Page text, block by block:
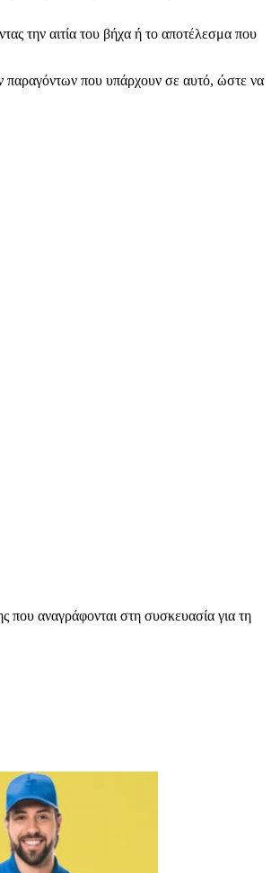
την αιτία του βήχα ή το αποτέλεσμα που
παραγόντων που υπάρχουν σε αυτό, ώστε να
που αναγράφονται στη συσκευασία για τη